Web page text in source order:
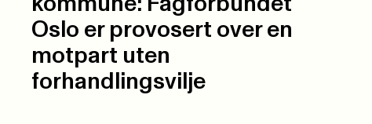
Oslo er provosert over en
motpart uten
forhandlingsvilje